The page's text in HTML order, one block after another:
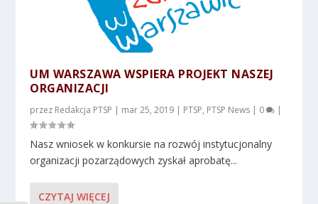
UM WARSZAWA WSPIERA PROJEKT NASZEJ
ORGANIZACJI
przez Redakcja PTSP | mar 25, 2019 | PTSP, PTSP News | 0 |
Nasz wniosek w konkursie na rozwój instytucjonalny
organizacji pozarządowych zyskał aprobatę...
CZYTAJ WIĘCEJ